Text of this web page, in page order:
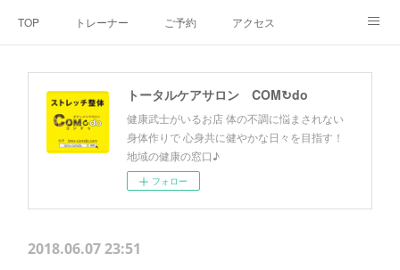
TOP トレーナー ご予約 アクセス
お客様の声
トータルケアサロン COM↻do
健康武士がいるお店 体の不調に悩まされない
身体作りで 心身共に健やかな日々を目指す！
地域の健康の窓口♪
フォロー
2018.06.07 23:51